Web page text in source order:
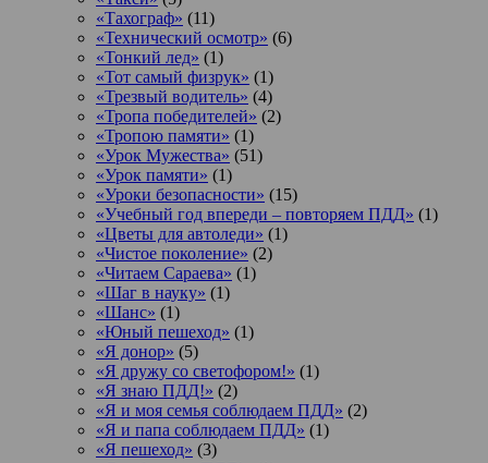
«Тахограф» (11)
«Технический осмотр» (6)
«Тонкий лед» (1)
«Тот самый физрук» (1)
«Трезвый водитель» (4)
«Тропа победителей» (2)
«Тропою памяти» (1)
«Урок Мужества» (51)
«Урок памяти» (1)
«Уроки безопасности» (15)
«Учебный год впереди – повторяем ПДД» (1)
«Цветы для автоледи» (1)
«Чистое поколение» (2)
«Читаем Сараева» (1)
«Шаг в науку» (1)
«Шанс» (1)
«Юный пешеход» (1)
«Я донор» (5)
«Я дружу со светофором!» (1)
«Я знаю ПДД!» (2)
«Я и моя семья соблюдаем ПДД» (2)
«Я и папа соблюдаем ПДД» (1)
«Я пешеход» (3)